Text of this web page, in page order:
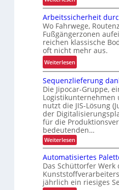
a
g
e
z
u
r
K
L
ö
s
u
n
g
f
ü
r
R
e
c
y
c
l
i
n
g
h
ö
M
e
h
r
E
r
g
o
n
o
m
i
e
u
n
d
P
r
ä
Arbeitssicherheit
Wo Fahrwege,
Fußgängerzonen
reichen klassische
oft nicht mehr aus.
Weiterlesen:
A
r
b
e
i
t
s
s
i
c
h
e
r
Sequenzlieferung
Die Jipocar-Gruppe,
Logistikunternehmen
nutzt die JIS-Lösung
der
für die
bedeutenden…
Weiterlesen:
S
q
u
e
n
Automatisiertes
Das Schüttorfer Werk
jährlich ein riesiges